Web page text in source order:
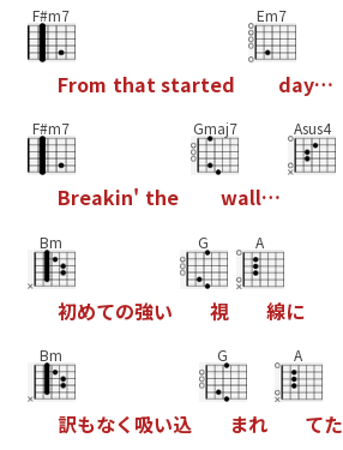
F#m7
From thatstarted
Em7
day…
F#m7
Breakin' the
Gmaj7
wall…
Asus4
Bm
初めての強い
G
視
A
線に
Bm
訳もなく 吸い込
G
まれ
A
てた